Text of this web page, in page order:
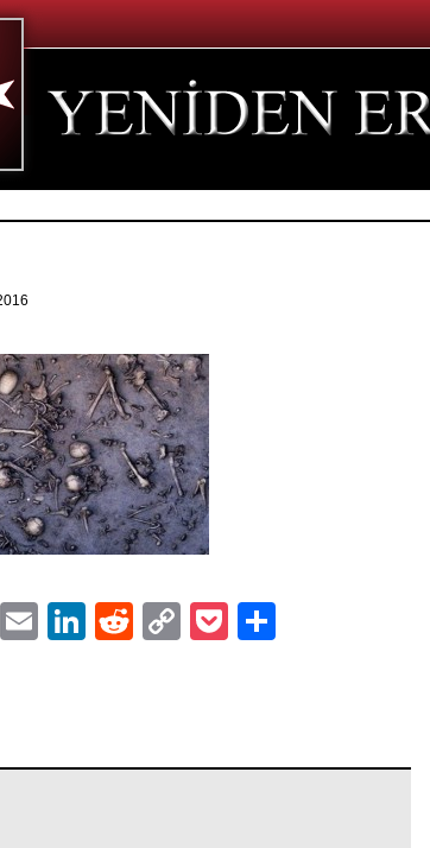
WhatsApp
EmailLinkedIn
RedditCopyPocket